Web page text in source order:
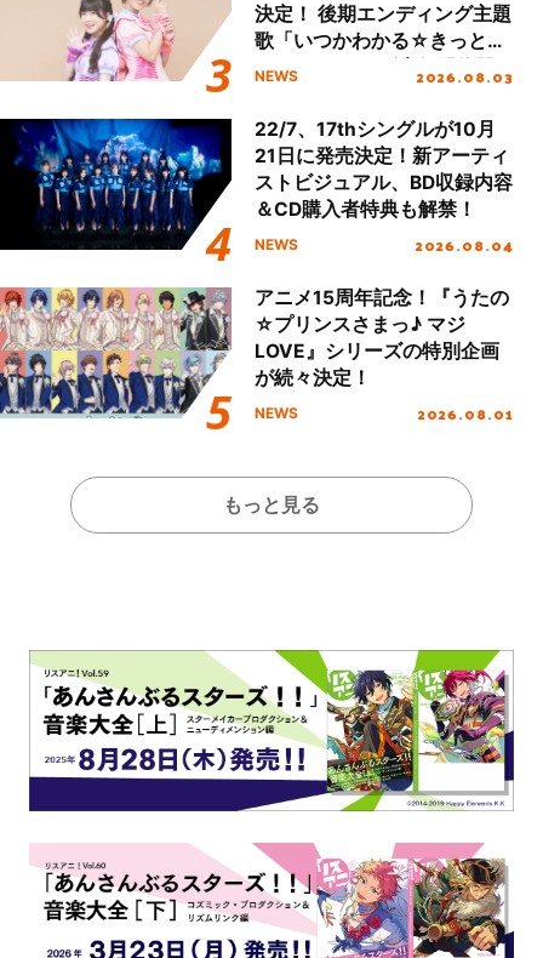
決定！ 後期エンディング主題
歌「いつかわかる☆きっとあ
える」TVサイズ先行配信開
NEWS 2026.08.03
22/7、17thシングルが10月
21日に発売決定！新アーティ
ストビジュアル、BD収録内容
＆CD購入者特典も解禁！
NEWS 2026.08.04
アニメ15周年記念！『うたの
☆プリンスさまっ♪ マジ
LOVE』シリーズの特別企画
が続々決定！
NEWS 2026.08.01
もっと見る